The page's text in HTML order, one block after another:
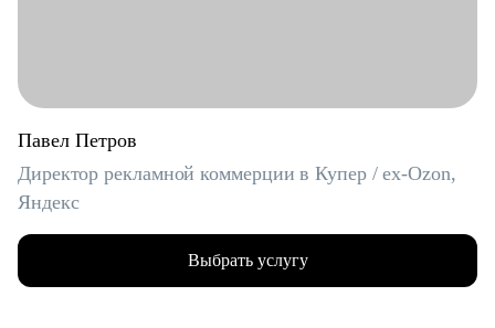
Павел Петров
Директор рекламной коммерции в Купер / ex-Ozon,
Яндекс
Выбрать услугу